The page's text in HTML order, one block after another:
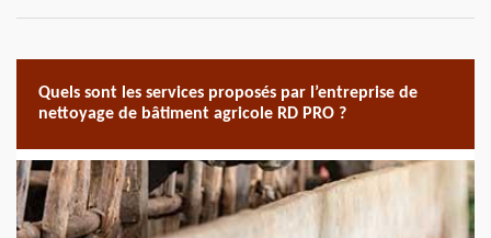
Quels sont les services proposés par l’entreprise de
nettoyage de bâtiment agricole RD PRO ?